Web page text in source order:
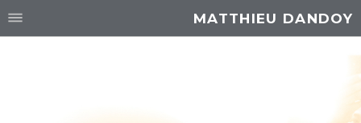
MATTHIEU DANDOY